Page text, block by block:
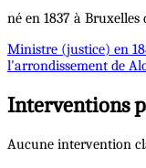
né en 1837 à Bruxelles
Ministre (justice) en
l'arrondissement de
Interventions
Aucune intervention